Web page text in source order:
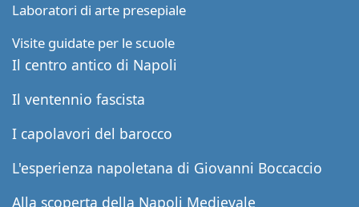
Laboratori di arte presepiale
Visite guidate per le scuole
Il centro antico di Napoli
Il ventennio fascista
I capolavori del barocco
L'esperienza napoletana di Giovanni Boccaccio
Alla scoperta della Napoli Medievale